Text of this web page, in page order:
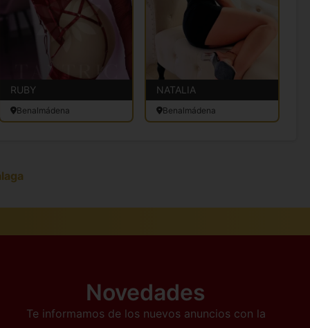
RUBY
Benalmádena
NATALIA
Benalmádena
Novedades
Te informamos de los nuevos anuncios con la